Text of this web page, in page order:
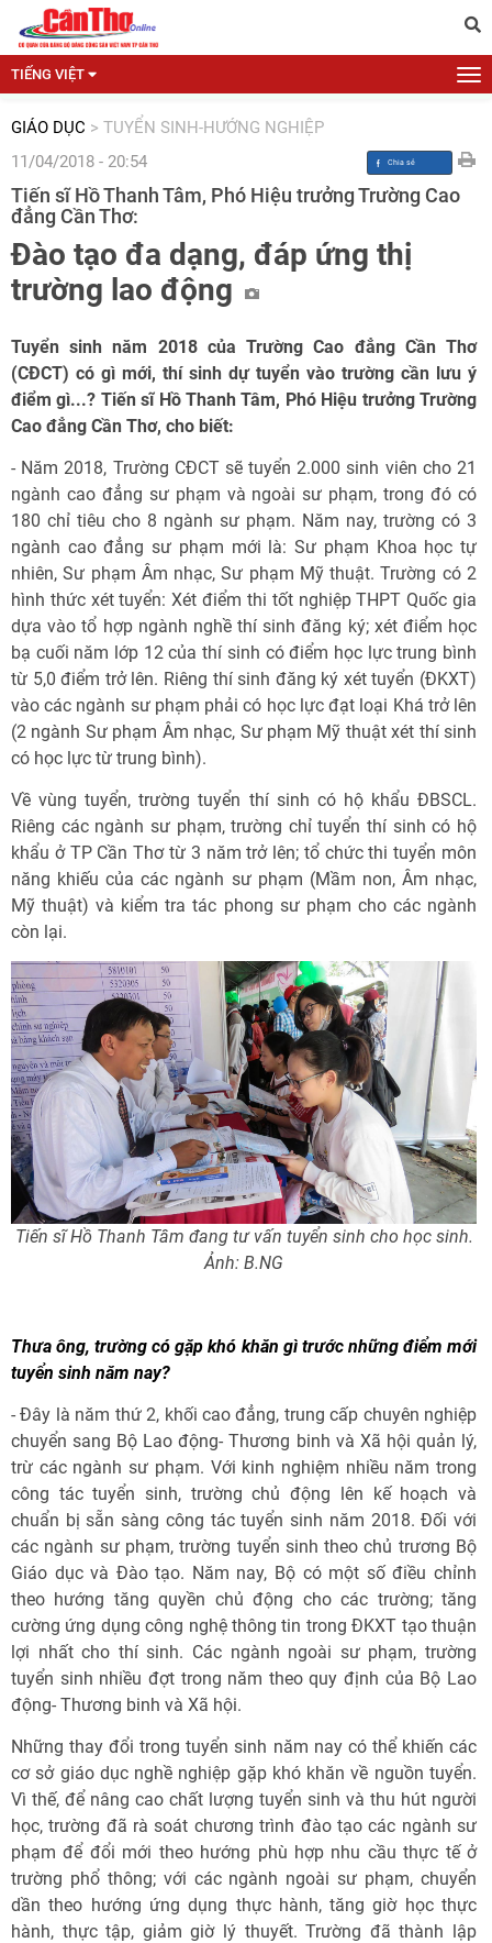
TIẾNG VIỆT
GIÁO DỤC > TUYỂN SINH-HƯỚNG NGHIỆP
11/04/2018 - 20:54
Tiến sĩ Hồ Thanh Tâm, Phó Hiệu trưởng Trường Cao
đẳng Cần Thơ:
Đào tạo đa dạng, đáp ứng thị
trường lao động
Tuyển sinh năm 2018 của Trường Cao đẳng Cần Thơ
(CĐCT) có gì mới, thí sinh dự tuyển vào trường cần lưu ý
điểm gì...? Tiến sĩ Hồ Thanh Tâm, Phó Hiệu trưởng Trường
Cao đẳng Cần Thơ, cho biết:
- Năm 2018, Trường CĐCT sẽ tuyển 2.000 sinh viên cho 21
ngành cao đẳng sư phạm và ngoài sư phạm, trong đó có
180 chỉ tiêu cho 8 ngành sư phạm. Năm nay, trường có 3
ngành cao đẳng sư phạm mới là: Sư phạm Khoa học tự
nhiên, Sư phạm Âm nhạc, Sư phạm Mỹ thuật. Trường có 2
hình thức xét tuyển: Xét điểm thi tốt nghiệp THPT Quốc gia
dựa vào tổ hợp ngành nghề thí sinh đăng ký; xét điểm học
bạ cuối năm lớp 12 của thí sinh có điểm học lực trung bình
từ 5,0 điểm trở lên. Riêng thí sinh đăng ký xét tuyển (ĐKXT)
vào các ngành sư phạm phải có học lực đạt loại Khá trở lên
(2 ngành Sư phạm Âm nhạc, Sư phạm Mỹ thuật xét thí sinh
có học lực từ trung bình).
Về vùng tuyển, trường tuyển thí sinh có hộ khẩu ĐBSCL.
Riêng các ngành sư phạm, trường chỉ tuyển thí sinh có hộ
khẩu ở TP Cần Thơ từ 3 năm trở lên; tổ chức thi tuyển môn
năng khiếu của các ngành sư phạm (Mầm non, Âm nhạc,
Mỹ thuật) và kiểm tra tác phong sư phạm cho các ngành
còn lại.
Tiến sĩ Hồ Thanh Tâm đang tư vấn tuyển sinh cho học sinh.
Ảnh: B.NG
Thưa ông, trường có gặp khó khăn gì trước những điểm mới
tuyển sinh năm nay?
- Đây là năm thứ 2, khối cao đẳng, trung cấp chuyên nghiệp
chuyển sang Bộ Lao động- Thương binh và Xã hội quản lý,
trừ các ngành sư phạm. Với kinh nghiệm nhiều năm trong
công tác tuyển sinh, trường chủ động lên kế hoạch và
chuẩn bị sẵn sàng công tác tuyển sinh năm 2018. Đối với
các ngành sư phạm, trường tuyển sinh theo chủ trương Bộ
Giáo dục và Đào tạo. Năm nay, Bộ có một số điều chỉnh
theo hướng tăng quyền chủ động cho các trường; tăng
cường ứng dụng công nghệ thông tin trong ĐKXT tạo thuận
lợi nhất cho thí sinh. Các ngành ngoài sư phạm, trường
tuyển sinh nhiều đợt trong năm theo quy định của Bộ Lao
động- Thương binh và Xã hội.
Những thay đổi trong tuyển sinh năm nay có thể khiến các
cơ sở giáo dục nghề nghiệp gặp khó khăn về nguồn tuyển.
Vì thế, để nâng cao chất lượng tuyển sinh và thu hút người
học, trường đã rà soát chương trình đào tạo các ngành sư
phạm để đổi mới theo hướng phù hợp nhu cầu thực tế ở
trường phổ thông; với các ngành ngoài sư phạm, chuyển
dần theo hướng ứng dụng thực hành, tăng giờ học thực
hành, thực tập, giảm giờ lý thuyết. Trường đã thành lập